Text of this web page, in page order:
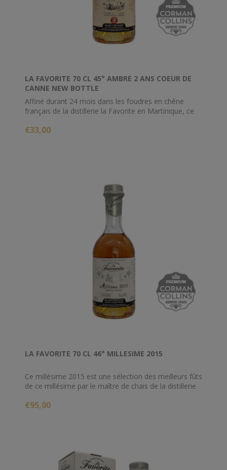
LA FAVORITE 70 CL 45° AMBRE 2 ANS COEUR DE
CANNE NEW BOTTLE
Affiné durant 24 mois dans les foudres en chêne
français de la distillerie la Favorite en Martinique, ce
compagnon idéal de l'apéritif.
€33,00
LA FAVORITE 70 CL 46° MILLESIME 2015
Ce millésime 2015 est une sélection des meilleurs fûts
de ce millésime par le maître de chais de la distillerie
€95,00